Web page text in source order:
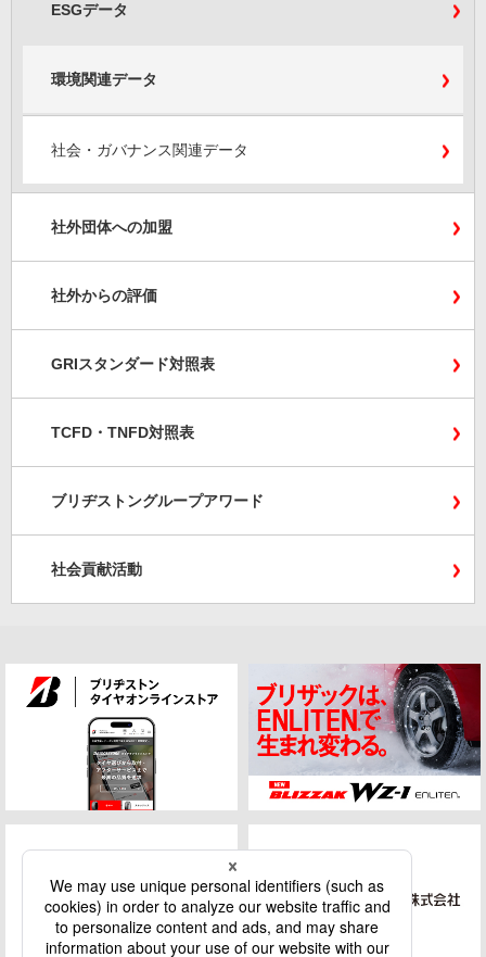
ESGデータ
環境関連データ
社会・ガバナンス関連データ
社外団体への加盟
社外からの評価
GRIスタンダード対照表
TCFD・TNFD対照表
ブリヂストングループアワード
社会貢献活動